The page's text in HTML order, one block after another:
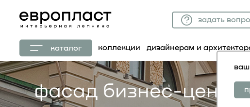
задать
каталог коллекции дизайнерам и
ваш
фасад бизнес-